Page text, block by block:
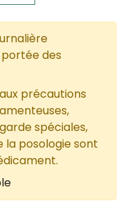
des
précautions
spéciales,
la posologie sont